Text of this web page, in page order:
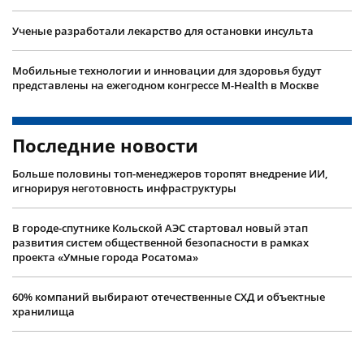
Ученые разработали лекарство для остановки инсульта
Мобильные технологии и инновации для здоровья будут
представлены на ежегодном конгрессе M-Health в Москве
Последние новости
Больше половины топ-менеджеров торопят внедрение ИИ,
игнорируя неготовность инфраструктуры
В городе-спутнике Кольской АЭС стартовал новый этап
развития систем общественной безопасности в рамках
проекта «Умные города Росатома»
60% компаний выбирают отечественные СХД и объектные
хранилища